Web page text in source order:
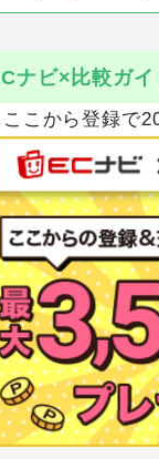
ナビ×比較ガ
こから登録で